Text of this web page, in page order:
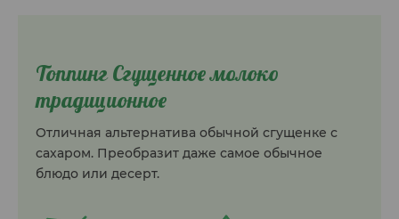
Топпинг Сгущенное молоко
традиционное
Отличная альтернатива обычной сгущенке с
сахаром. Преобразит даже самое обычное
блюдо или десерт.